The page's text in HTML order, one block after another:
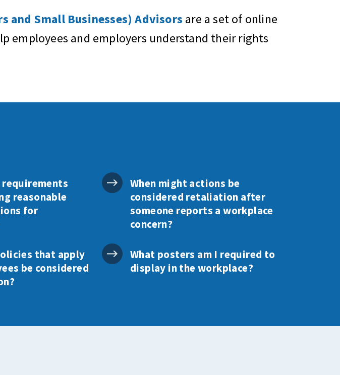
and Small Businesses) Advisors are a set of online
employees and employers understand their rights
requirements
reasonable
for
that apply
be considered
When might actions be
considered retaliation after
someone reports a workplace
concern?
What posters am I required to
display in the workplace?